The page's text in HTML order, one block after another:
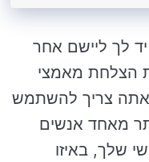
לך ליישם אחר
הצלחת מאמצי
אתה צריך להשתמש
מאחד אנשים
שלך, באיזו